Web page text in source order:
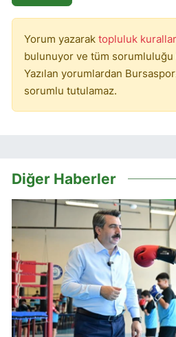
Yorum yazarak topluluk
bulunuyor ve tüm
Yazılan yorumlardan
sorumlu tutulamaz.
Diğer Haberler